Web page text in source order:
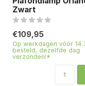
Zwart
€109,95
Op werkdagen vóór
besteld, dezelfde dag
verzonden!*